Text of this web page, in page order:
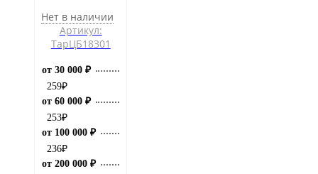
Нет в наличии
Артикул:
ТарЦБ18301
от 30 000 ₽
259₽
от 60 000 ₽
253₽
от 100 000 ₽
236₽
от 200 000 ₽